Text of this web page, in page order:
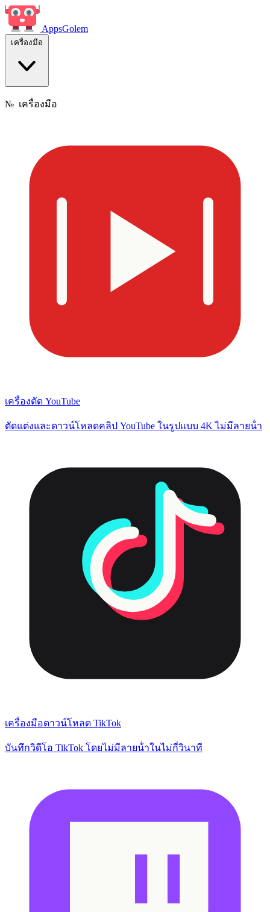
AppsGolem
เครื่องมือ
№ เครื่องมือ
เครื่องตัด YouTube
ตัดแต่งและดาวน์โหลดคลิป YouTube ในรูปแบบ 4K ไม่มีลายน้ํา
เครื่องมือดาวน์โหลด TikTok
บันทึกวิดีโอ TikTok โดยไม่มีลายน้ําในไม่กี่วินาที